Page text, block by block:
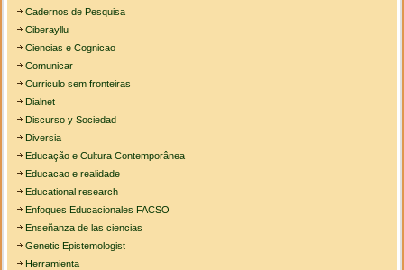
Cadernos de Pesquisa
Ciberayllu
Ciencias e Cognicao
Comunicar
Curriculo sem fronteiras
Dialnet
Discurso y Sociedad
Diversia
Educação e Cultura Contemporânea
Educacao e realidade
Educational research
Enfoques Educacionales FACSO
Enseñanza de las ciencias
Genetic Epistemologist
Herramienta